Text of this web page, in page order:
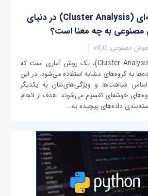
تحلیل خوشه‌ای (Cluster Analysis) در دنیای
به چه معنا است؟
هوش مصنوعی, کارگاه
تحلیل خوشه‌ای (Cluster Analysis)، یک روش آماری است که
به گروه‌های مشابه استفاده می‌شود. در این
شباهت‌ها و ویژگی‌های‌شان به یکدیگر
خوشه‌ای تقسیم می‌شوند. هدف از انجام
داده‌های پیچیده به...